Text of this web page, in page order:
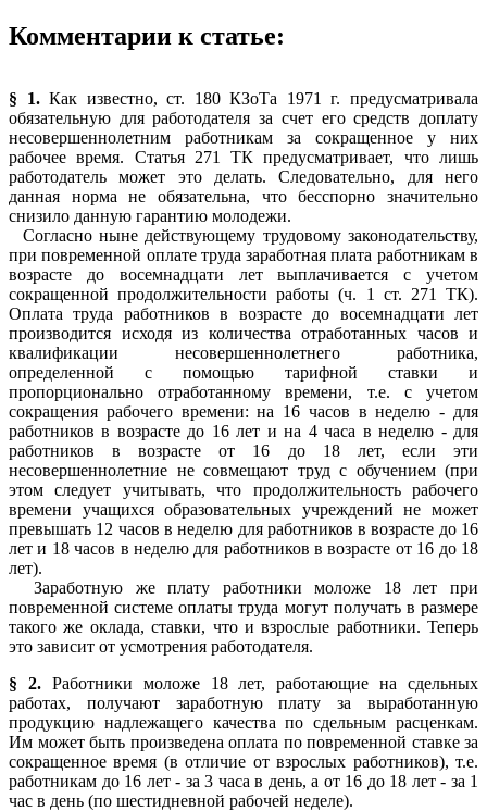
Комментарии к статье:
§ 1.Как известно, ст. 180 КЗоТа 1971 г. предусматривала
обязательную для работодателя за счет его средств доплату
несовершеннолетним работникам за сокращенное у них
рабочее время. Статья 271 ТК предусматривает, что лишь
работодатель может это делать. Следовательно, для него
данная норма не обязательна, что бесспорно значительно
снизило данную гарантию молодежи.
Согласно ныне действующему трудовому законодательству,
при повременной оплате труда заработная плата работникам в
возрасте до восемнадцати лет выплачивается с учетом
сокращенной продолжительности работы (ч. 1 ст. 271 ТК).
Оплата труда работников в возрасте до восемнадцати лет
производится исходя из количества отработанных часов и
квалификации несовершеннолетнего работника,
определенной с помощью тарифной ставки и
пропорционально отработанному времени, т.е. с учетом
сокращения рабочего времени: на 16 часов в неделю - для
работников в возрасте до 16 лет и на 4 часа в неделю - для
работников в возрасте от 16 до 18 лет, если эти
несовершеннолетние не совмещают труд с обучением (при
этом следует учитывать, что продолжительность рабочего
времени учащихся образовательных учреждений не может
превышать 12 часов в неделю для работников в возрасте до 16
лет и 18 часов в неделю для работников в возрасте от 16 до 18
лет).
Заработную же плату работники моложе 18 лет при
повременной системе оплаты труда могут получать в размере
такого же оклада, ставки, что и взрослые работники. Теперь
это зависит от усмотрения работодателя.
§ 2. Работники моложе 18 лет, работающие на сдельных
работах, получают заработную плату за выработанную
продукцию надлежащего качества по сдельным расценкам.
Им может быть произведена оплата по повременной ставке за
сокращенное время (в отличие от взрослых работников), т.е.
работникам до 16 лет - за 3 часа в день, а от 16 до 18 лет - за 1
час в день (по шестидневной рабочей неделе).